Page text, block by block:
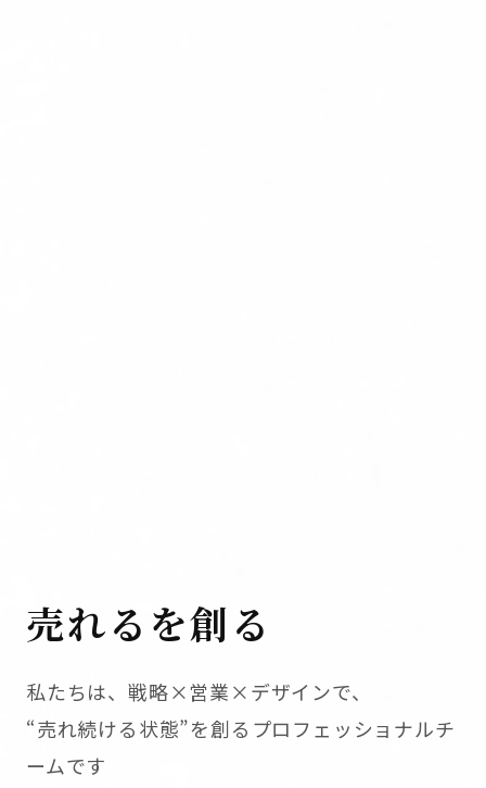
売れるを創る
私たちは、戦略×営業×デザインで、
“売れ続ける状態”を創るプロフェッショナルチ
ームです